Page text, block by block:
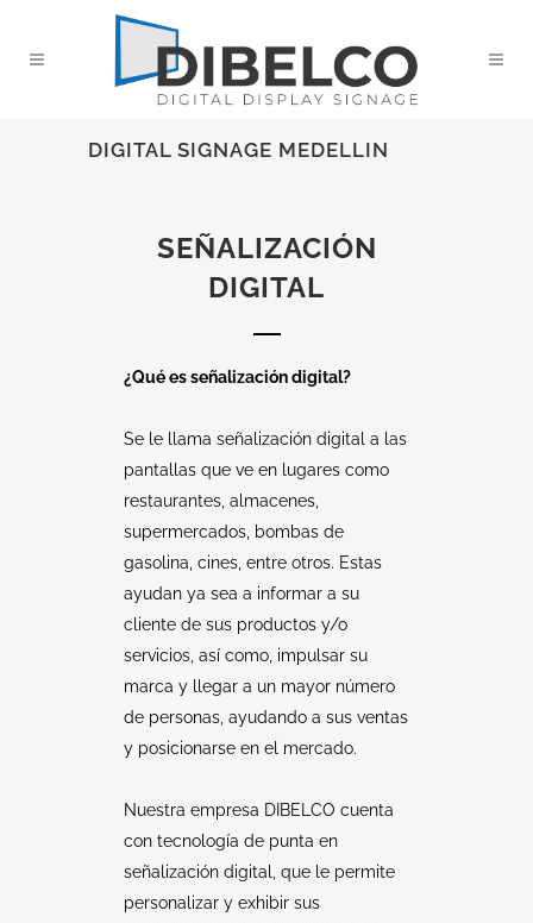
DIGITAL SIGNAGE MEDELLIN
SEÑALIZACIÓN
DIGITAL
¿Qué es señalización digital?
Se le llama señalización digital a las
pantallas que ve en lugares como
restaurantes, almacenes,
supermercados, bombas de
gasolina, cines, entre otros. Estas
ayudan ya sea a informar a su
cliente de sus productos y/o
servicios, así como, impulsar su
marca y llegar a un mayor número
de personas, ayudando a sus ventas
y posicionarse en el mercado.
Nuestra empresa DIBELCO cuenta
con tecnología de punta en
señalización digital, que le permite
personalizar y exhibir sus